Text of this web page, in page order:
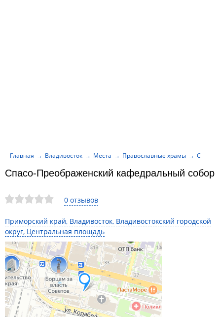
0 отзывов
Приморский край, Владивосток, Владивостокский городской
округ, Центральная площадь
Спасо-Преображенский кафедральный собор
Главная Владивосток Места Православные храмы Спасо-